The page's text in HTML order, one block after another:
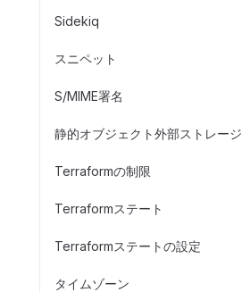
Sidekiq
スニペット
S/MIME署名
静的オブジェクト外部ストレージ
Terraformの制限
Terraformステート
Terraformステートの設定
タイムゾーン